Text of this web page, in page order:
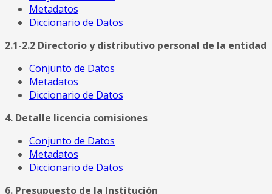
Metadatos
Diccionario de Datos
2.1-2.2 Directorio y distributivo personal de la entidad
Conjunto de Datos
Metadatos
Diccionario de Datos
4. Detalle licencia comisiones
Conjunto de Datos
Metadatos
Diccionario de Datos
6. Presupuesto de la Institución